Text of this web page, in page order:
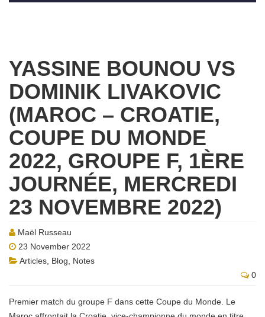
YASSINE BOUNOU VS
DOMINIK LIVAKOVIC
(MAROC – CROATIE,
COUPE DU MONDE
2022, GROUPE F, 1ÈRE
JOURNÉE, MERCREDI
23 NOVEMBRE 2022)
Maël Russeau
23 November 2022
Articles Blog
Notes
0
Premier match du groupe F dans cette Coupe du Monde. Le